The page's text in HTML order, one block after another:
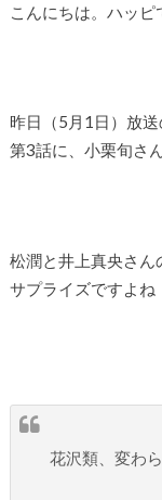
こんにちは。ハッピ
昨日（5月1日）放
第3話に、小栗旬さ
松潤と井上真央さん
サプライズですよね
花沢類、変わ